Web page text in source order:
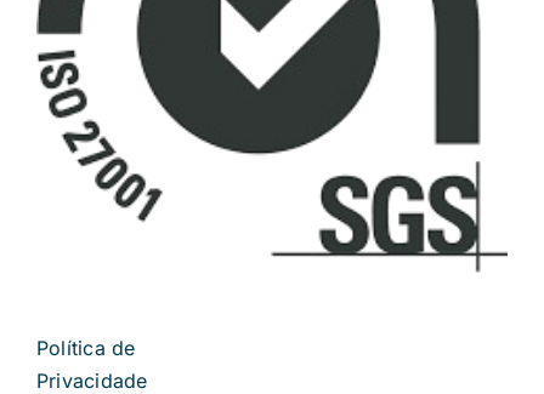
Política de
Privacidade